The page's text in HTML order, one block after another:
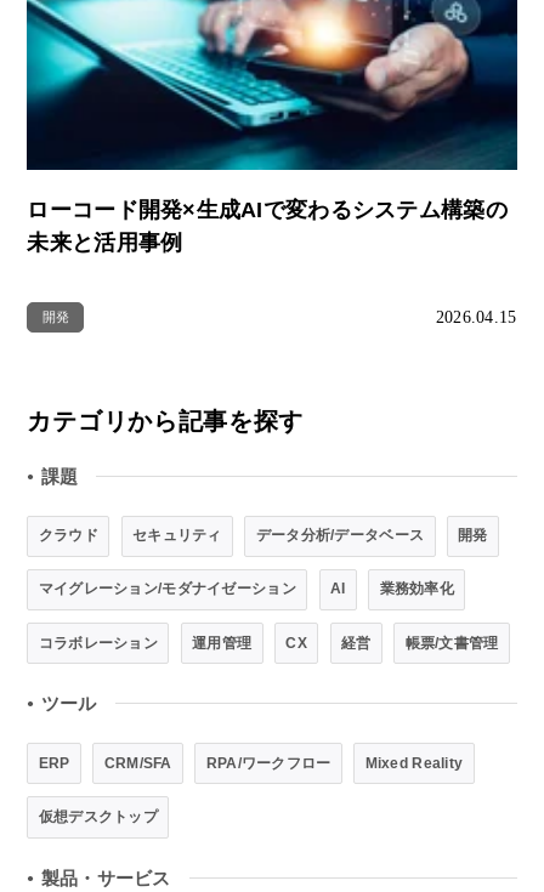
ローコード開発×生成AIで変わるシステム構築の
未来と活用事例
開発 2026.04.15
カテゴリから記事を探す
● 課題
クラウド セキュリティ データ分析/データベース 開発
マイグレーション/モダナイゼーション AI 業務効率化
コラボレーション 運用管理 CX 経営 帳票/文書管理
● ツール
ERP CRM/SFA RPA/ワークフロー Mixed Reality
仮想デスクトップ
● 製品・サービス